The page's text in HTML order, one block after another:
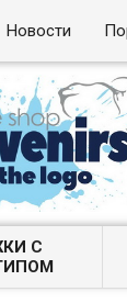
Новости
С